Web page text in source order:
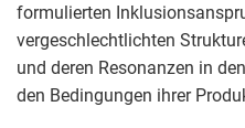
formulierten
vergeschlechtlichten
und deren Resonanzen in
den Bedingungen ihrer